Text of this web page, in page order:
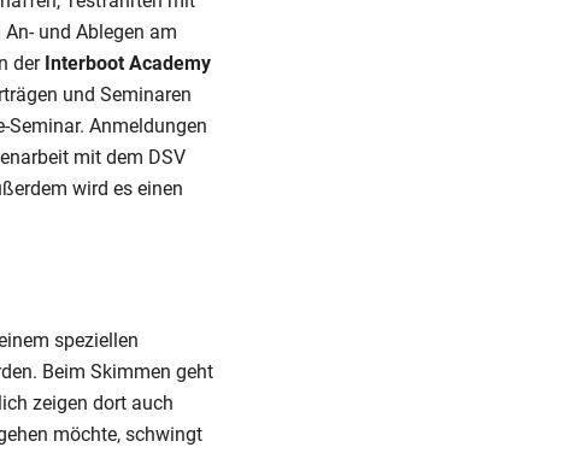
und Ablegen am
der Interboot Academy
und Seminaren
Seminar. Anmeldungen
mit dem DSV
wird es einen
speziellen
Beim Skimmen geht
zeigen dort auch
möchte, schwingt